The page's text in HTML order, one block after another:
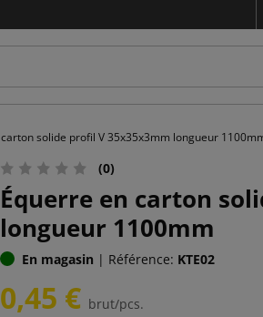
solide profil V 35x35x3mm longueur
(0)
Équerre en carton
longueur 1100mm
En magasin | Référence: KTE02
0,45 € brut/pcs.